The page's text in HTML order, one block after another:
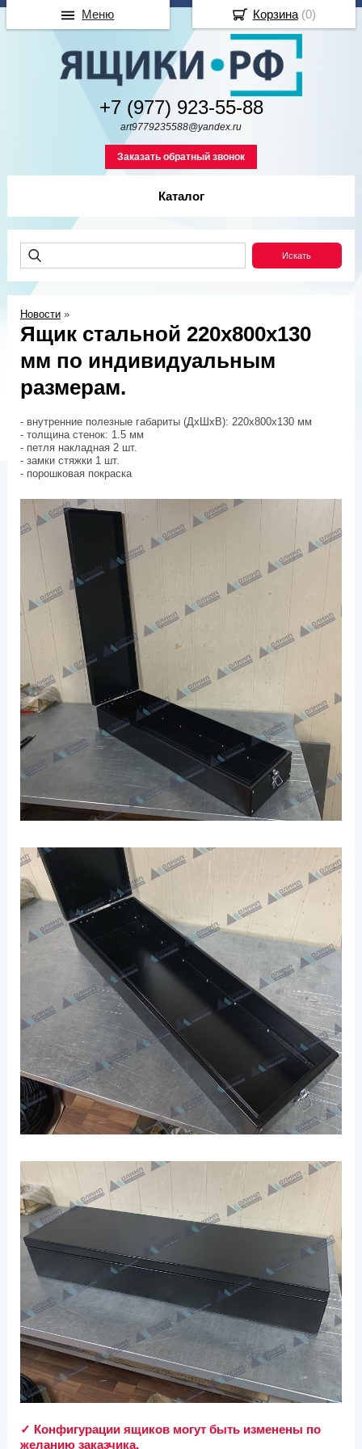
+7 (977) 923-55-88
art9779235588@yandex.ru
Заказать обратный звонок
Каталог
Новости »
Ящик стальной 220х800х130
мм по индивидуальным
размерам.
- внутренние полезные габариты (ДхШхВ): 220х800х130 мм
- толщина стенок: 1.5 мм
- петля накладная 2 шт.
- замки стяжки 1 шт.
- порошковая покраска
✓ Конфигурации ящиков могут быть изменены по
желанию заказчика.
Корзина(0)
Меню